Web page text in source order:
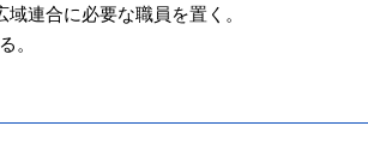
連合に必要な職員を置く。
。